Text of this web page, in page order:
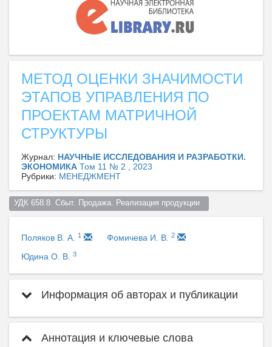
МЕТОД ОЦЕНКИ ЗНАЧИМОСТИ
ЭТАПОВ УПРАВЛЕНИЯ ПО
ПРОЕКТАМ МАТРИЧНОЙ
СТРУКТУРЫ
Журнал: НАУЧНЫЕ ИССЛЕДОВАНИЯ И РАЗРАБОТКИ.
ЭКОНОМИКА Том 11 № 2 , 2023
Рубрики: МЕНЕДЖМЕНТ
УДК 658.8  Сбыт. Продажа. Реализация продукции
Поляков В. А. 1 Фомичева И. В. 2
Юдина О. В. 3
Информация об авторах и публикации
Аннотация и ключевые слова